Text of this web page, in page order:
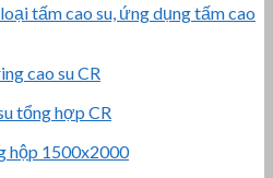
tấm cao su, ứng dụng tấm cao
tổng hợp CR